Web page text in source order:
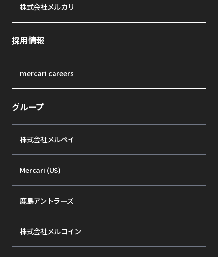
株式会社メルカリ
採用情報
mercari careers
グループ
株式会社メルペイ
Mercari (US)
鹿島アントラーズ
株式会社メルコイン